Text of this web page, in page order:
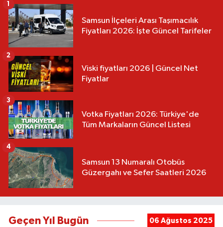
Samsun İlçeleri Arası Taşımacılık
Fiyatları 2026: İşte Güncel Tarifeler
1
Viski fiyatları 2026 | Güncel Net
Fiyatlar
2
Votka Fiyatları 2026: Türkiye'de
Tüm Markaların Güncel Listesi
3
Samsun 13 Numaralı Otobüs
Güzergahı ve Sefer Saatleri 2026
4
Geçen Yıl Bugün 06 Ağustos 2025